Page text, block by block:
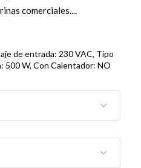
comerciales....
de entrada: 230 VAC, Tipo
500 W, Con Calentador: NO